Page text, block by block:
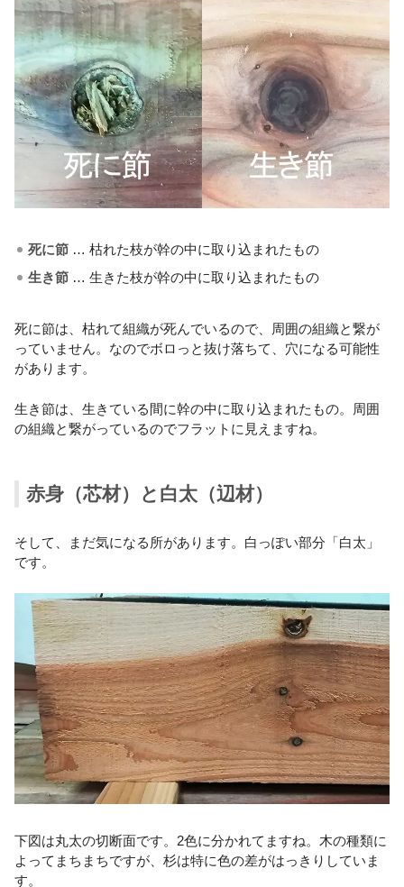
死に節 … 枯れた枝が幹の中に取り込まれたもの
生き節 … 生きた枝が幹の中に取り込まれたもの
死に節は、枯れて組織が死んでいるので、周囲の組織と繋が
っていません。なのでボロっと抜け落ちて、穴になる可能性
があります。
生き節は、生きている間に幹の中に取り込まれたもの。周囲
の組織と繋がっているのでフラットに見えますね。
赤身（芯材）と白太（辺材）
そして、まだ気になる所があります。白っぽい部分「白太」
です。
下図は丸太の切断面です。2色に分かれてますね。木の種類に
よってまちまちですが、杉は特に色の差がはっきりしていま
す。